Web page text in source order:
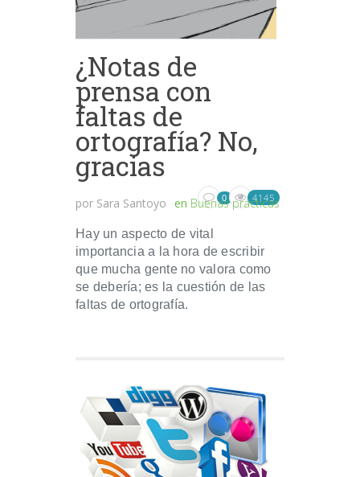
¿Notas de
prensa con
faltas de
ortografía? No,
gracias
por Sara Santoyo en Buenas prácticas
0 4145
Hay un aspecto de vital
importancia a la hora de escribir
que mucha gente no valora como
se debería; es la cuestión de las
faltas de ortografía.